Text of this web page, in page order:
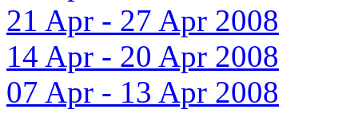
21 Apr - 27 Apr 2008
14 Apr - 20 Apr 2008
07 Apr - 13 Apr 2008